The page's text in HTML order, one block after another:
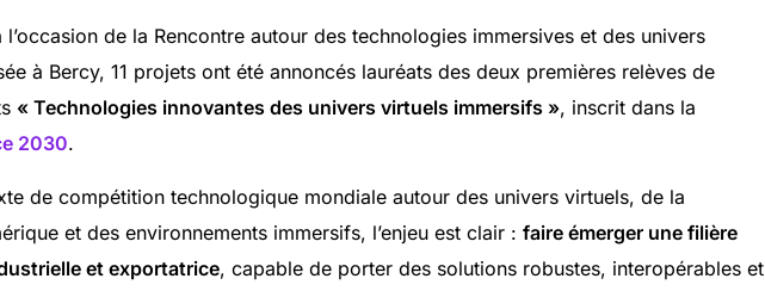
l’occasion de la Rencontre autour des technologies immersives et des univers
à Bercy, 11 projets ont été annoncés lauréats des deux premières relèves de
« Technologies innovantes des univers virtuels immersifs », inscrit dans la
2030.
de compétition technologique mondiale autour des univers virtuels, de la
et des environnements immersifs, l’enjeu est clair : faire émerger une filière
et exportatrice, capable de porter des solutions robustes, interopérables et